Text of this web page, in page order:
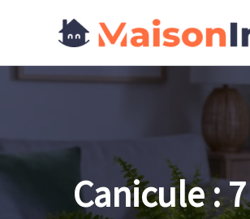
Canicule :